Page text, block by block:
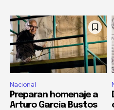
Nacional
Preparan homenaje a
Arturo García Bustos